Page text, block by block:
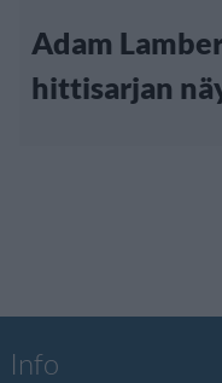
Adam
hittisarjan
Info